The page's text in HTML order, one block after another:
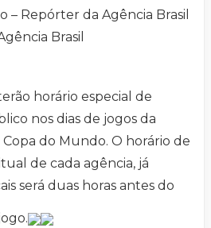
– Repórter da Agência Brasil
Brasil
horário especial de
nos dias de jogos da
Copa do Mundo. O horário de
de cada agência, já
será duas horas antes do